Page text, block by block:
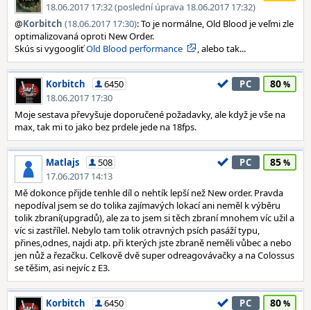
18.06.2017 17:32 (poslední úprava 18.06.2017 17:32)
@Korbitch (18.06.2017 17:30): To je normálne, Old Blood je veľmi zle
optimalizovaná oproti New Order.
Skús si vygoogliťOld Blood performance , alebo tak...
Korbitch
6450
18.06.2017 17:30
PC 80
Moje sestava převyšuje doporučené požadavky, ale když je vše na
max, tak mi to jako bez prdele jede na 18fps.
Matlajs
508
17.06.2017 14:13
PC 85
Mě dokonce přijde tenhle díl o nehtík lepší než New order. Pravda
nepodíval jsem se do tolika zajímavých lokací ani neměl k výběru
tolik zbraní(upgradů), ale za to jsem si těch zbraní mnohem víc užil a
víc si zastřílel. Nebylo tam tolik otravných psích pasáží typu,
přines,odnes, najdi atp. při kterých jste zbraně neměli vůbec a nebo
jen nůž a řezačku. Celkově dvě super odreagovávačky a na Colossus
se těšim, asi nejvíc z E3.
Korbitch
6450
PC 80